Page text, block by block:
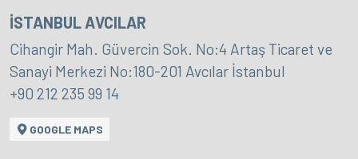
İSTANBUL AVCILAR
Cihangir Mah. Güvercin Sok. No:4 Artaş Ticaret ve
Sanayi Merkezi No:180-201 Avcılar İstanbul
+90 212 235 99 14
GOOGLE MAPS